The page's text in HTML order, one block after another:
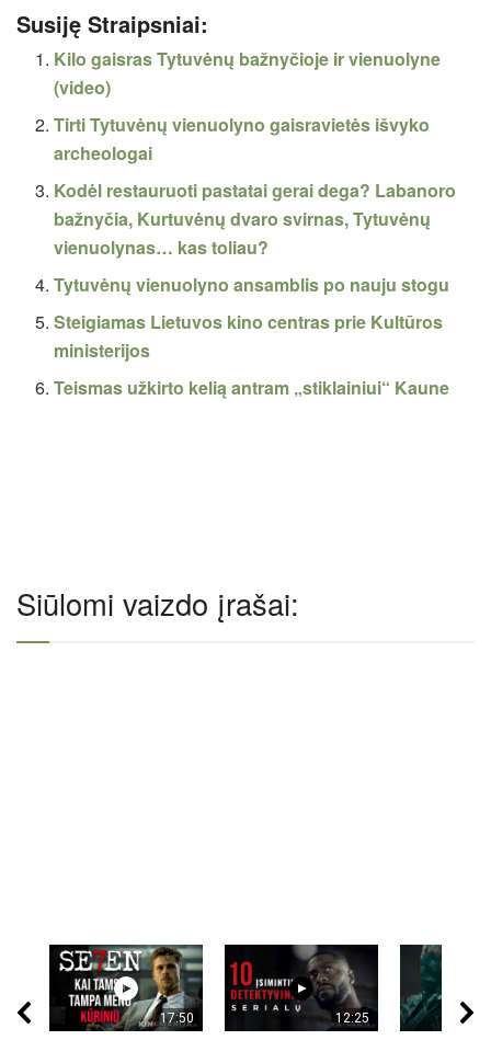
Susiję Straipsniai:
Kilo gaisras Tytuvėnų bažnyčioje ir vienuolyne
(video)
Tirti Tytuvėnų vienuolyno gaisravietės išvyko
archeologai
Kodėl restauruoti pastatai gerai dega? Labanoro
bažnyčia, Kurtuvėnų dvaro svirnas, Tytuvėnų
vienuolynas… kas toliau?
Tytuvėnų vienuolyno ansamblis po nauju stogu
Steigiamas Lietuvos kino centras prie Kultūros
ministerijos
Teismas užkirto kelią antram „stiklainiui“ Kaune
Siūlomi vaizdo įrašai:
17:50 12:25